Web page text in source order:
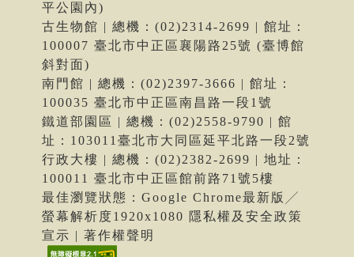
平公園內)
古生物館 | 總機：(02)2314-2699 | 館址：
100007 臺北市中正區襄陽路25號 (臺博館
斜對面)
南門館 | 總機：(02)2397-3666 | 館址：
100035 臺北市中正區南昌路一段1號
鐵道部園區 | 總機：(02)2558-9790 | 館
址：103011臺北市大同區延平北路一段2號
行政大樓 | 總機：(02)2382-2699 | 地址：
100011 臺北市中正區館前路71號5樓
最佳瀏覽狀態：Google Chrome最新版╱
螢幕解析度1920x1080 隱私權及安全政策
宣示 | 著作權聲明